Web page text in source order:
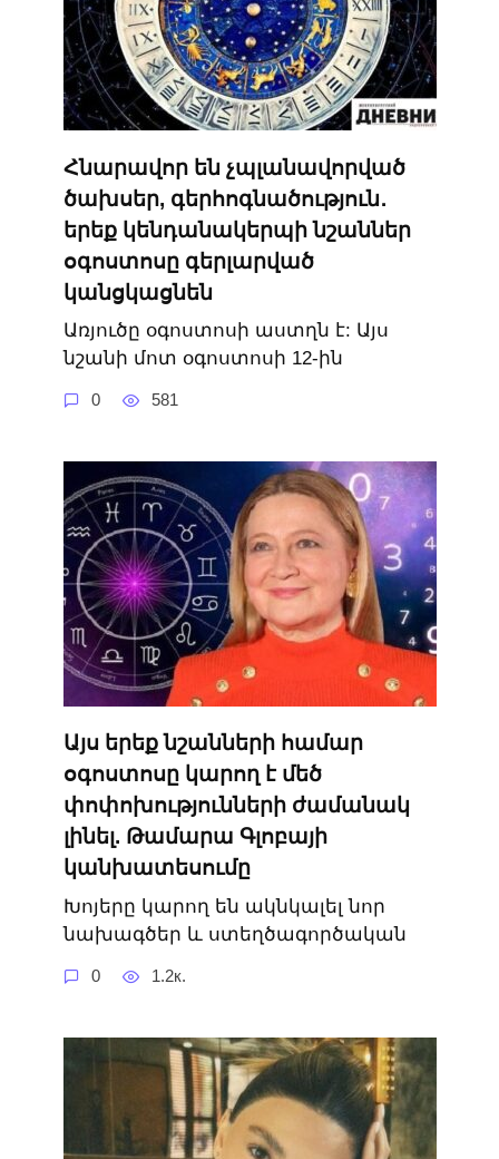
Հնարավոր են չպլանավորված
ծախսեր, գերհոգնածություն․
երեք կենդանակերպի նշաններ
օգոստոսը գերլարված
կանցկացնեն
Առյուծը օգոստոսի աստղն է: Այս
նշանի մոտ օգոստոսի 12-ին
0 581
Այս երեք նշանների համար
օգոստոսը կարող է մեծ
փոփոխությունների ժամանակ
լինել. Թամարա Գլոբայի
կանխատեսումը
Խոյերը կարող են ակնկալել նոր
նախագծեր և ստեղծագործական
0 1.2к.